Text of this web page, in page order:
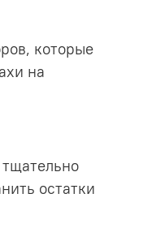
которые
на
остатки